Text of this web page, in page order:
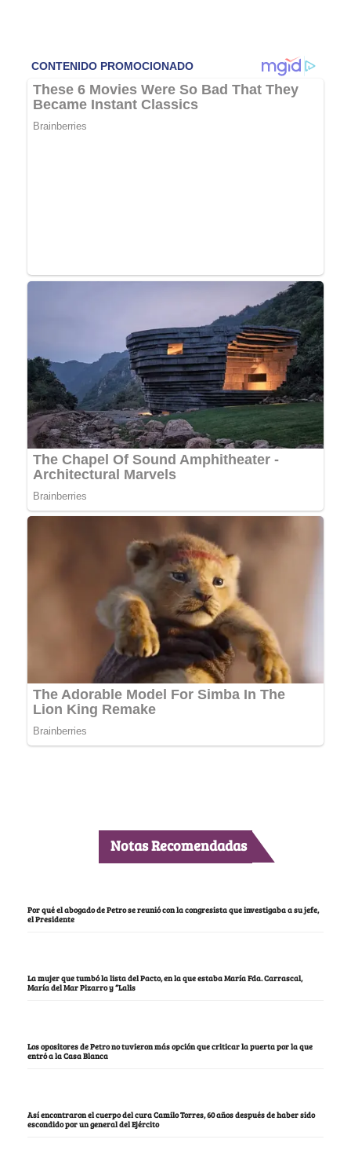
Notas Recomendadas
Por qué el abogado de Petro se reunió con la congresista que investigaba a su jefe,
el Presidente
La mujer que tumbó la lista del Pacto, en la que estaba María Fda. Carrascal,
María del Mar Pizarro y “Lalis
Los opositores de Petro no tuvieron más opción que criticar la puerta por la que
entró a la Casa Blanca
Así encontraron el cuerpo del cura Camilo Torres, 60 años después de haber sido
escondido por un general del Ejército